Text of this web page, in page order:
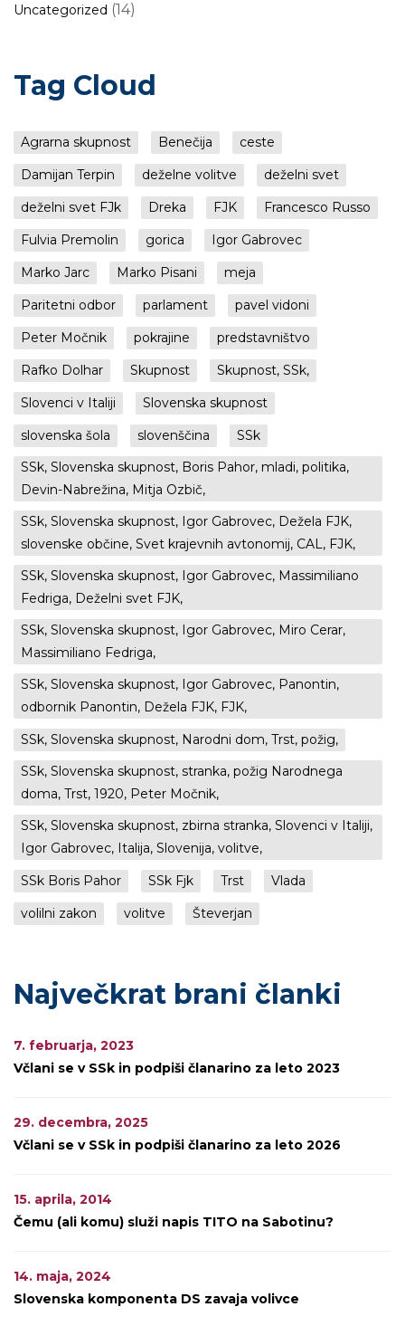
Uncategorized (14)
Tag Cloud
Agrarna skupnost Benečija
ceste
Damijan Terpin
deželne volitve
deželni svet
deželni svet FJk
Dreka FJK
Francesco Russo
Fulvia Premolin
gorica
Igor Gabrovec
Marko Jarc
Marko Pisani
meja
Paritetni odbor
parlament
pavel vidoni
Peter Močnik
pokrajine
predstavništvo
Rafko Dolhar
Skupnost
Skupnost, SSk,
Slovenci v Italiji
Slovenska skupnost
slovenska šola
slovenščina
SSk
SSk, Slovenska skupnost, Boris Pahor, mladi, politika,
Devin-Nabrežina, Mitja Ozbič,
SSk, Slovenska skupnost, Igor Gabrovec, Dežela FJK,
slovenske občine, Svet krajevnih avtonomij, CAL, FJK,
SSk, Slovenska skupnost, Igor Gabrovec, Massimiliano
Fedriga, Deželni svet FJK,
SSk, Slovenska skupnost, Igor Gabrovec, Miro Cerar,
Massimiliano Fedriga,
SSk, Slovenska skupnost, Igor Gabrovec, Panontin,
odbornik Panontin, Dežela FJK, FJK,
SSk, Slovenska skupnost, Narodni dom, Trst, požig,
SSk, Slovenska skupnost, stranka, požig Narodnega
doma, Trst, 1920, Peter Močnik,
SSk, Slovenska skupnost, zbirna stranka, Slovenci v Italiji,
Igor Gabrovec, Italija, Slovenija, volitve,
SSk Boris Pahor
SSk Fjk Trst
Vlada
volilni zakon
volitve Števerjan
Največkrat brani članki
7. februarja, 2023
Včlani se v SSk in podpiši članarino za leto 2023
29. decembra, 2025
Včlani se v SSk in podpiši članarino za leto 2026
15. aprila, 2014
Čemu (ali komu) služi napis TITO na Sabotinu?
14. maja, 2024
Slovenska komponenta DS zavaja volivce